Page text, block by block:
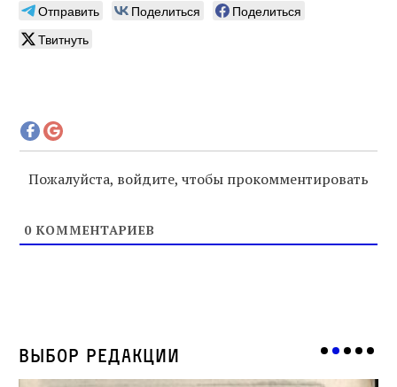
Отправить Поделиться
Поделиться
Твитнуть
Пожалуйста, войдите, чтобы прокомментировать
0 КОММЕНТАРИЕВ
Выбор редакции